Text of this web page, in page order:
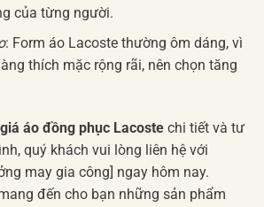
của từng người.
: Form áo Lacoste thường ôm dáng, vì
thích mặc rộng rãi, nên chọn tăng
áo đồng phục Lacoste chi tiết và tư
quý khách vui lòng liên hệ với
may gia công] ngay hôm nay.
đến cho bạn những sản phẩm